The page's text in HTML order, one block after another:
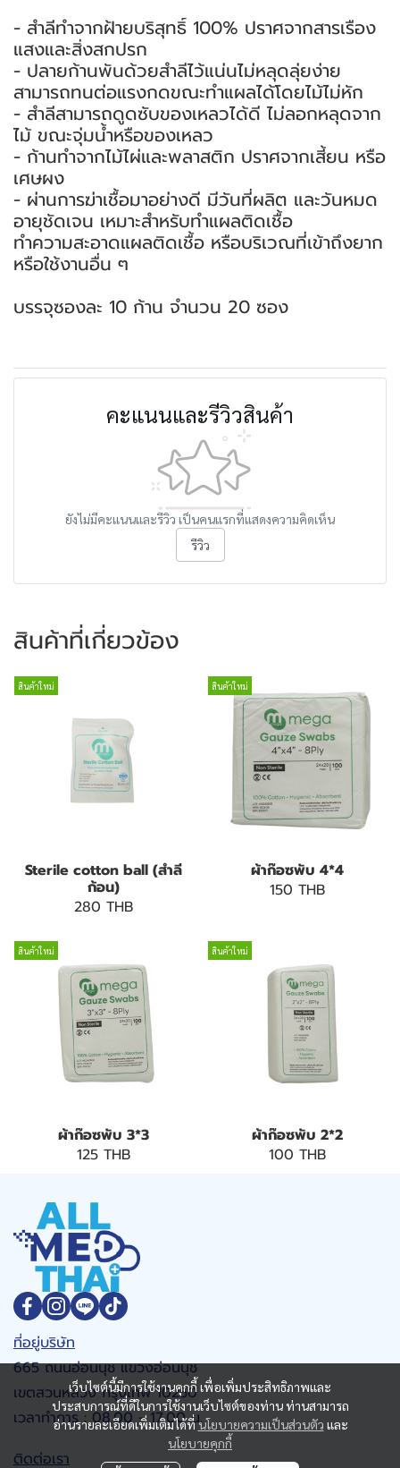
- สำลีทำจากฝ้ายบริสุทธิ์ 100% ปราศจากสารเรือง
แสงและสิ่งสกปรก
- ปลายก้านพันด้วยสำลีไว้แน่นไม่หลุดลุ่ยง่าย
สามารถทนต่อแรงกดขณะทำแผลได้โดยไม้ไม่หัก
- สำลีสามารถดูดซับของเหลวได้ดี ไม่ลอกหลุดจาก
ไม้ ขณะจุ่มน้ำหรือของเหลว
- ก้านทำจากไม้ไผ่และพลาสติก ปราศจากเสี้ยน หรือ
เศษผง
- ผ่านการฆ่าเชื้อมาอย่างดี มีวันที่ผลิต และวันหมด
อายุชัดเจน เหมาะสำหรับทำแผลติดเชื้อ
ทำความสะอาดแผลติดเชื้อ หรือบริเวณที่เข้าถึงยาก
หรือใช้งานอื่น ๆ
บรรจุซองละ 10 ก้าน จำนวน 20 ซอง
คะแนนและรีวิวสินค้า
ยังไม่มีคะแนนและรีวิว เป็นคนแรกที่แสดงความคิดเห็น
รีวิว
สินค้าที่เกี่ยวข้อง
สินค้าใหม่
Sterile cotton ball (สำลี
ก้อน)
280 THB
สินค้าใหม่
ผ้าก๊อซพับ 4*4
150 THB
สินค้าใหม่
ผ้าก๊อซพับ 3*3
125 THB
สินค้าใหม่
ผ้าก๊อซพับ 2*2
100 THB
เว็บไซต์นี้มีการใช้งานคุกกี้ เพื่อเพิ่มประสิทธิภาพและ
ประสบการณ์ที่ดีในการใช้งานเว็บไซต์ของท่าน ท่านสามารถ
อ่านรายละเอียดเพิ่มเติมได้ที่นโยบายความเป็นส่วนตัว และ
นโยบายคุกกี้
ที่อยู่บริษัท
665 ถนนอ่อนนุช แขวงอ่อนนุช
เขตสวนหลวง กรุงเทพ 10250
เวลาทำการ : 08.00 - 17.00 น.
ติดต่อเรา